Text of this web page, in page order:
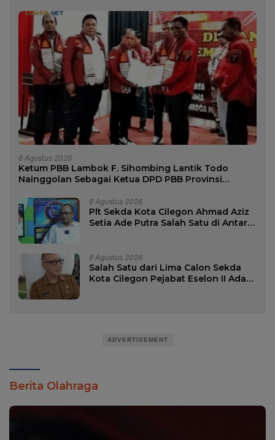
8 Agustus 2026
Ketum PBB Lambok F. Sihombing Lantik Todo
Nainggolan Sebagai Ketua DPD PBB Provinsi
8 Agustus 2026
Plt Sekda Kota Cilegon Ahmad Aziz
Setia Ade Putra Salah Satu di Antara
8 Agustus 2026
Salah Satu dari Lima Calon Sekda
Kota Cilegon Pejabat Eselon II Ada
ADVERTISEMENT
Berita Olahraga